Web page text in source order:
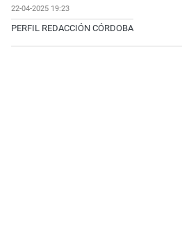
22-04-2025 19:23
PERFIL REDACCIÓN CÓRDOBA